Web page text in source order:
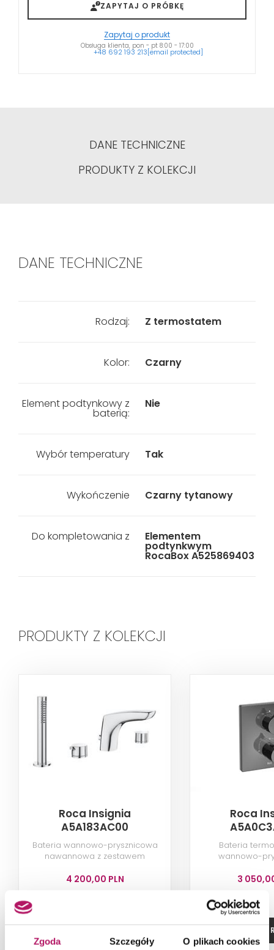
Zgoda Szczegóły O plikach cookies
ZAPYTAJ O PRÓBKĘ
Zapytaj o produkt
Obsługa klienta, pon - pt 8:00 - 17:00
+48 692 193 213[email protected]
DANE TECHNICZNE
PRODUKTY Z KOLEKCJI
DANE TECHNICZNE
Rodzaj: Z termostatem
Kolor: Czarny
Element podtynkowy z
baterią:
Nie
Wybór temperatury Tak
Wykończenie Czarny tytanowy
Do kompletowania z Elementem
podtynkwym
RocaBox A525869403
PRODUKTY Z KOLEKCJI
Roca Insignia
A5A183AC00
Bateria wannowo-prysznicowa
nawannowa z zestawem
4 200,00 PLN
Roca
Bateria
wannowo-
3
ZOBACZ